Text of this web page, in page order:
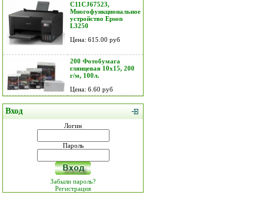
C11CJ67523,
Многофункциональное
устройство Epson
L3250
Цена: 615.00 руб
200 Фотобумага
глянцевая 10х15, 200
г/м, 100л.
Цена: 6.60 руб
Вход
Логин
Пароль
Забыли пароль?
Регистрация